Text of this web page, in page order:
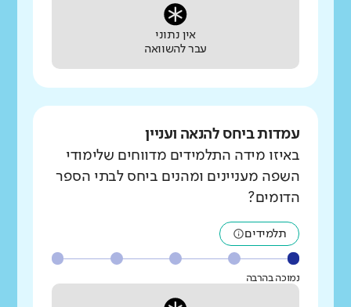
אין נתוני
עבר להשוואה
עמדות ביחס להנאה ועניין
באיזו מידה התלמידים מדווחים שלימודי
השפה מעניינים ומהנים ביחס לבתי הספר
הדומים?
תלמידים
נמוכה בהרבה